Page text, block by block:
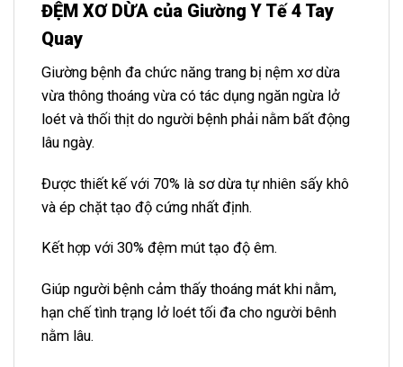
ĐỆM XƠ DỪA của Giường Y Tế 4 Tay
Quay
Giường bệnh đa chức năng trang bị nệm xơ dừa
vừa thông thoáng vừa có tác dụng ngăn ngừa lở
loét và thối thịt do người bệnh phải nằm bất động
lâu ngày.
Được thiết kế với 70% là sơ dừa tự nhiên sấy khô
và ép chặt tạo độ cứng nhất định.
Kết hợp với 30% đệm mút tạo độ êm.
Giúp người bệnh cảm thấy thoáng mát khi nằm,
hạn chế tình trạng lở loét tối đa cho người bênh
nằm lâu.